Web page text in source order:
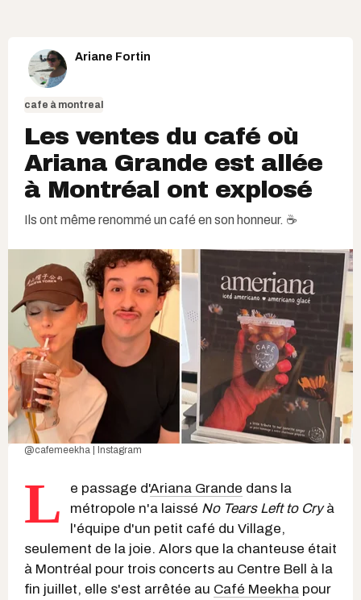
Ariane Fortin
cafe à montreal
Les ventes du café où
Ariana Grande est allée
à Montréal ont explosé
Ils ont même renommé un café en son honneur. ☕️
@cafemeekha | Instagram
L e passage d'Ariana Grande dans la
métropole n'a laissé No Tears Left to Cryà
l'équipe d'un petit café du Village,
seulement de la joie. Alors que la chanteuse était
à Montréal pour trois concerts au Centre Bell à la
fin juillet, elle s'est arrêtée au Café Meekha pour